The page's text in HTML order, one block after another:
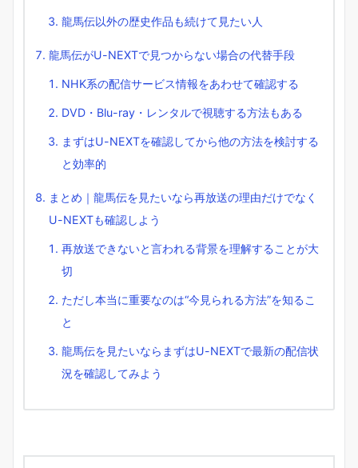
龍馬伝以外の歴史作品も続けて見たい人
龍馬伝がU-NEXTで見つからない場合の代替手段
NHK系の配信サービス情報をあわせて確認する
DVD・Blu-ray・レンタルで視聴する方法もある
まずはU-NEXTを確認してから他の方法を検討する
と効率的
まとめ｜龍馬伝を見たいなら再放送の理由だけでなく
U-NEXTも確認しよう
再放送できないと言われる背景を理解することが大
切
ただし本当に重要なのは“今見られる方法”を知るこ
と
龍馬伝を見たいならまずはU-NEXTで最新の配信状
況を確認してみよう